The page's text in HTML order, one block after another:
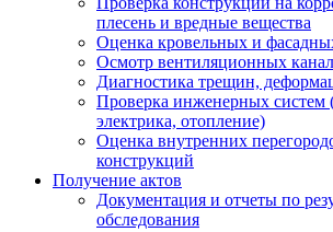
плесень и вредные вещества
Оценка кровельных и
Осмотр вентиляционных
Диагностика трещин,
Проверка инженерных систем
электрика, отопление)
Оценка внутренних
конструкций
Получение актов
Документация и отчеты по
обследования